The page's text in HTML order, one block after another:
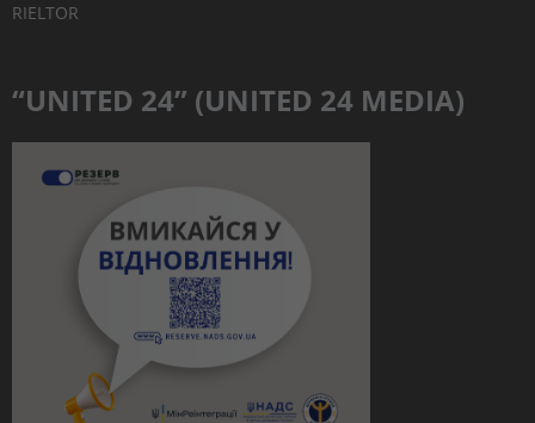
RIELTOR
“UNITED 24” (UNITED 24 MEDIA)